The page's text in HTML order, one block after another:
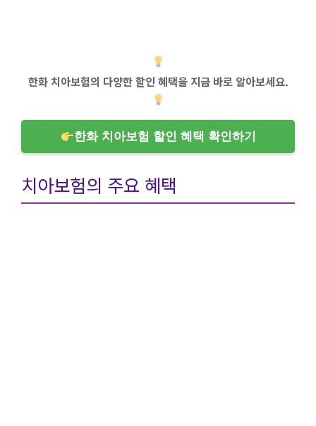
한화 치아보험의 다양한 할인 혜택을 지금 바로 알아보세요.
한화 치아보험 할인 혜택 확인하기
치아보험의 주요 혜택